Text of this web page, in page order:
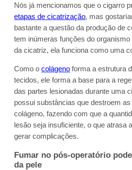
Nós já mencionamos que o cigarro
etapas de cicatrização, mas
bastante a questão da produção de
tem inúmeras funções do
da cicatriz, ela funciona como uma
Como ocolágeno forma a estrutura
tecidos, ele forma a base para a
das partes lesionadas durante uma
possui substâncias que destroem
colágeno, fazendo com que a
lesão seja insuficiente, o que atrasa
gerar complicações.
Fumar no pós-operatório
da pele